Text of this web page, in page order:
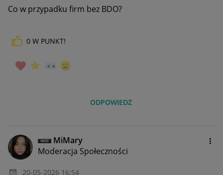
Co w przypadku firm bez BDO?
0 W PUNKT!
ODPOWIEDZ
MiMary
Moderacja Społeczności
‎20-05-2026 16:54